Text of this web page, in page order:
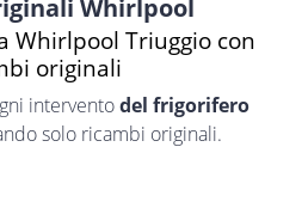
Whirlpool
Whirlpool Triuggio con
originali
interventodel frigorifero
solo ricambi originali.